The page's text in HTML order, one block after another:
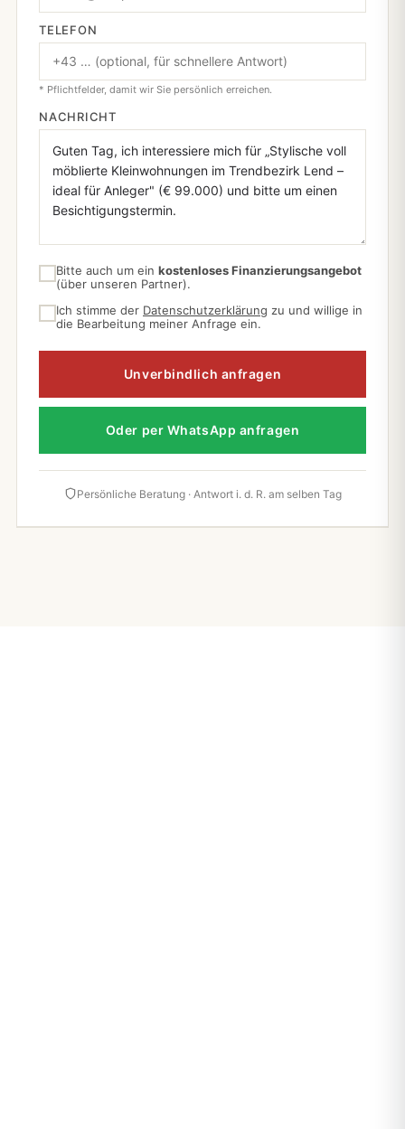
TELEFON
* Pflichtfelder, damit wir Sie persönlich erreichen.
NACHRICHT
Bitte auch um ein kostenloses Finanzierungsangebot
(über unseren Partner).
Ich stimme der Datenschutzerklärung zu und willige in
die Bearbeitung meiner Anfrage ein.
Unverbindlich anfragen
Oder per WhatsApp anfragen
Persönliche Beratung · Antwort i. d. R. am selben Tag